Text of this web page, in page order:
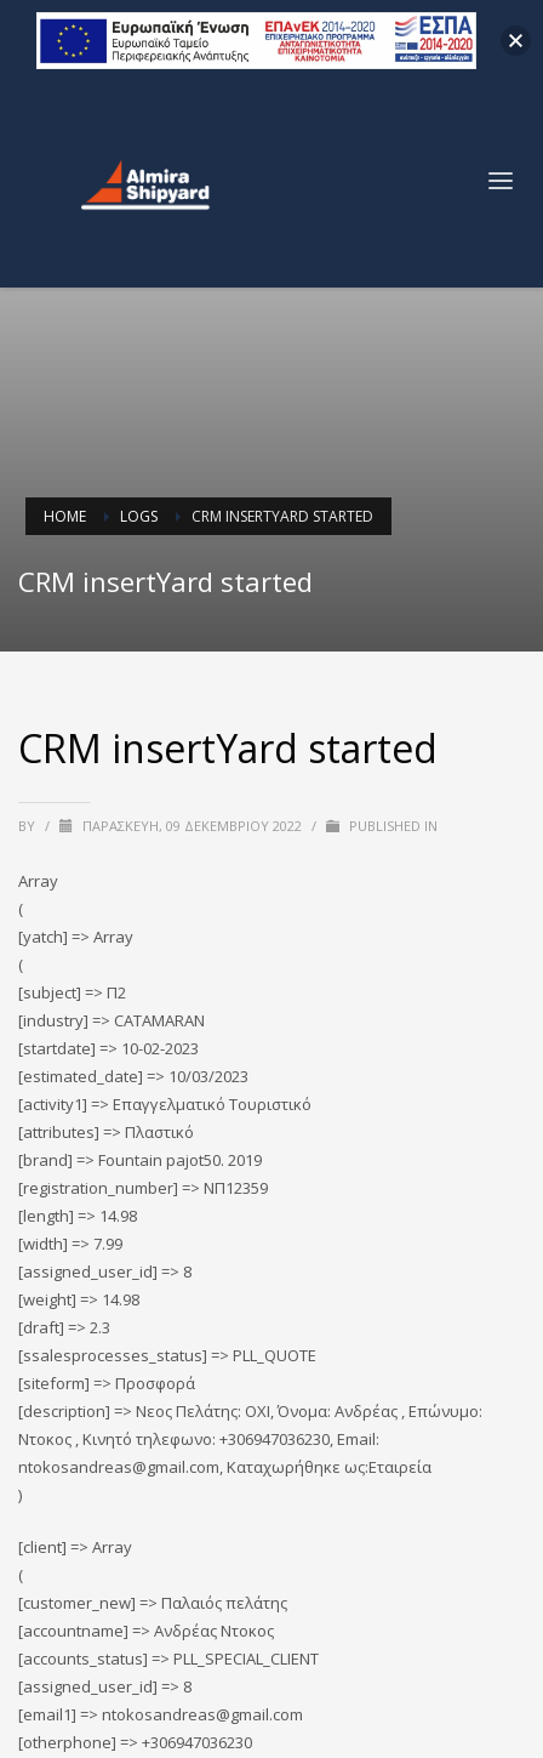
HOME LOGS CRM INSERTYARD STARTED
CRM insertYard started
CRM insertYard started
BY / ΠΑΡΑΣΚΕΥΉ, 09 ΔΕΚΕΜΒΡΊΟΥ 2022 / PUBLISHED IN
Array
(
[yatch] => Array
(
[subject] => Π2
[industry] => CATAMARAN
[startdate] => 10-02-2023
[estimated_date] => 10/03/2023
[activity1] => Επαγγελματικό Τουριστικό
[attributes] => Πλαστικό
[brand] => Fountain pajot50. 2019
[registration_number] => ΝΠ12359
[length] => 14.98
[width] => 7.99
[assigned_user_id] => 8
[weight] => 14.98
[draft] => 2.3
[ssalesprocesses_status] => PLL_QUOTE
[siteform] => Προσφορά
[description] => Νεος Πελάτης: ΟΧΙ, Όνομα: Ανδρέας , Επώνυμο:
Ντοκος , Κινητό τηλεφωνο: +306947036230, Email:
ntokosandreas@gmail.com, Καταχωρήθηκε ως:Εταιρεία
)
[client] => Array
(
[customer_new] => Παλαιός πελάτης
[accountname] => Ανδρέας Ντοκος
[accounts_status] => PLL_SPECIAL_CLIENT
[assigned_user_id] => 8
[email1] => ntokosandreas@gmail.com
[otherphone] => +306947036230